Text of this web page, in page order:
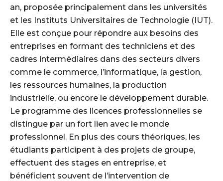
an, proposée principalement dans les universités
et les Instituts Universitaires de Technologie (IUT).
Elle est conçue pour répondre aux besoins des
entreprises en formant des techniciens et des
cadres intermédiaires dans des secteurs divers
comme le commerce, l’informatique, la gestion,
les ressources humaines, la production
industrielle, ou encore le développement durable.
Le programme des licences professionnelles se
distingue par un fort lien avec le monde
professionnel. En plus des cours théoriques, les
étudiants participent à des projets de groupe,
effectuent des stages en entreprise, et
bénéficient souvent de l’intervention de